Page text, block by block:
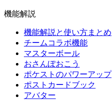
機能解説
機能解説と使い方まとめ
チームコラボ機能
マスターボール
おさんぽおこう
ポケストのパワーアップ
ポストカードブック
アバター